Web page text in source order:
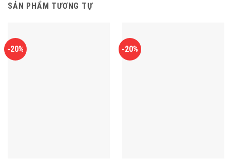
SẢN PHẨM TƯƠNG TỰ
-20% -20%